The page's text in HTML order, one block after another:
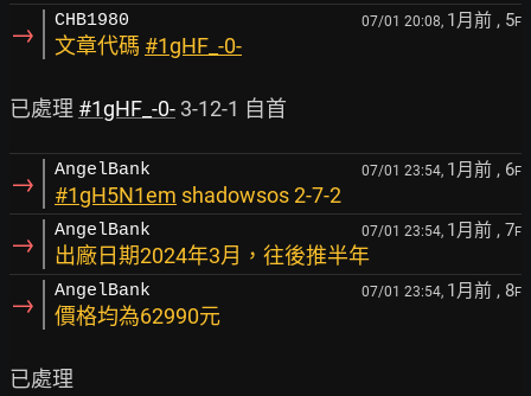
→ CHB1980 07/01 20:08, 1月前 , 5F
文章代碼 #1gHF_-0-
已處理 #1gHF_-0-
→ AngelBank 07/01 23:54, 1月前 , 6F
#1gH5N1em shadowsos 2-7-2
→ AngelBank 07/01 23:54, 1月前 , 7F
出廠日期2024年3月，往後推半年
→ AngelBank 07/01 23:54, 1月前 , 8F
價格均為62990元